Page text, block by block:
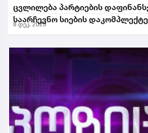
ცვლილება პარტიების
საარჩევნო სიების
8 დეკ. 2023